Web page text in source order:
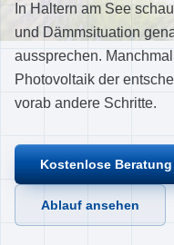
Über uns
Einzugsgebiet
Empfehlungen
Kontakt
In Haltern am See
und Dämmsituation
aussprechen.
Photovoltaik der
vorab andere Schritte.
Kostenlose
Ablauf ansehen